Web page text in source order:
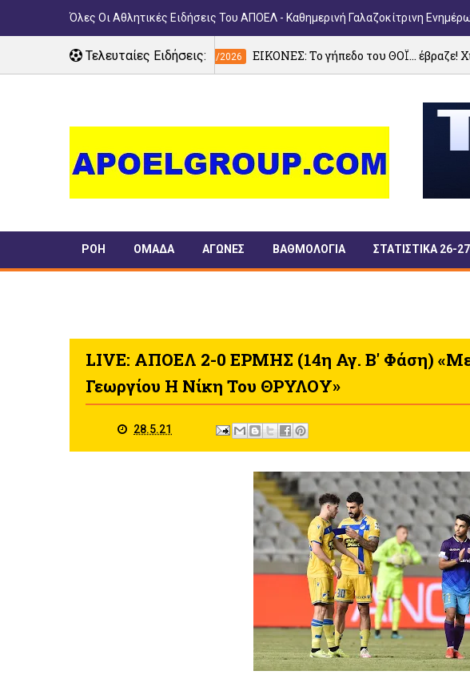
Όλες Οι Αθλητικές Ειδήσεις Του ΑΠΟΕΛ - Καθημερινή Γαλαζοκίτρινη
Τελευταίες Ειδήσεις:
05/08/2026 ΕΙΚΟΝΕΣ: Το γήπεδο του ΘΟΪ… έβραζε! Χιλιάδες φίλοι
ΡΟΗ ΟΜΑΔΑ ΑΓΩΝΕΣ ΒΑΘΜΟΛΟΓΙΑ ΣΤΑΤΙΣΤΙΚΑ 26-27
LIVE: ΑΠΟΕΛ 2-0 ΕΡΜΗΣ (14η Αγ. Β' Φάση)
Γεωργίου Η Νίκη Του ΘΡΥΛΟΥ»
28.5.21